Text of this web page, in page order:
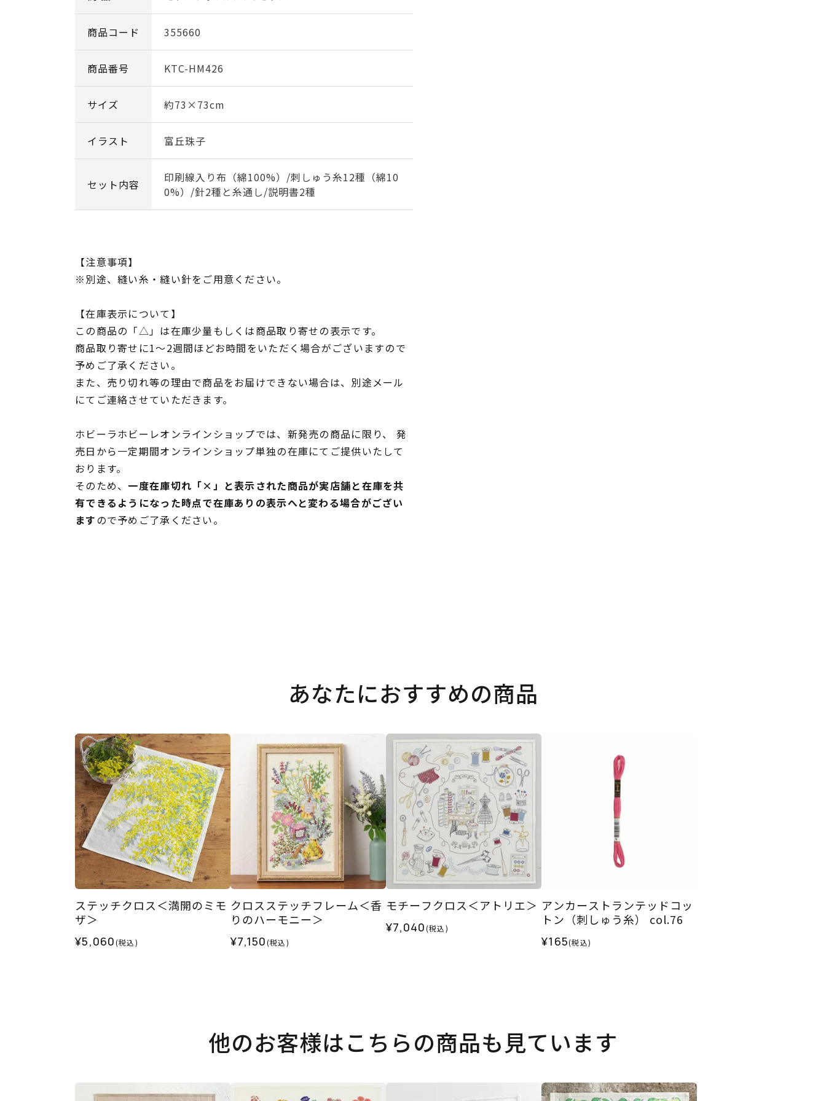
商品コード 355660
商品番号 KTC-HM426
サイズ 約73×73cm
イラスト 富丘珠子
セット内容
印刷線入り布（綿100%）/刺しゅう糸12種（綿10
0%）/針2種と糸通し/説明書2種
【注意事項】
※別途、縫い糸・縫い針をご用意ください。
【在庫表示について】
この商品の「△」は在庫少量もしくは商品取り寄せの表示です。
商品取り寄せに1～2週間ほどお時間をいただく場合がございますので
予めご了承ください。
また、売り切れ等の理由で商品をお届けできない場合は、別途メール
にてご連絡させていただきます。
ホビーラホビーレオンラインショップでは、新発売の商品に限り、 発
売日から一定期間オンラインショップ単独の在庫にてご提供いたして
おります。
そのため、 一度在庫切れ「×」と表示された商品が実店舗と在庫を共
有できるようになった時点で在庫ありの表示へと変わる場合がござい
ますので予めご了承ください。
あなたにおすすめの商品
ステッチクロス＜満開のミモ
ザ＞
¥5,060(税込)
クロスステッチフレーム＜香
りのハーモニー＞
¥7,150(税込)
モチーフクロス＜アトリエ＞
¥7,040(税込)
アンカーストランテッドコッ
トン（刺しゅう糸） col.76
¥165(税込)
他のお客様はこちらの商品も見ています